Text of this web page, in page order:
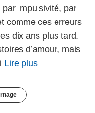
par impulsivité, par
comme ces erreurs
dix ans plus tard.
d’amour, mais
Lire plus